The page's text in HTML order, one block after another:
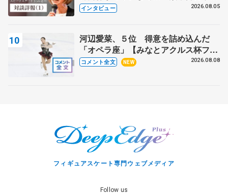
クでは不良のお兄さんも味方に 小林
インタビュー 2026.08.05
河辺愛菜、５位 得意を詰め込んだ
「オペラ座」【みなとアクルス杯フリ
ー】
コメント全文 NEW 2026.08.08
フィギュアスケート専門ウェブメディア
Follow us